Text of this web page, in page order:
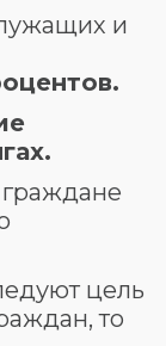
и
цель
то